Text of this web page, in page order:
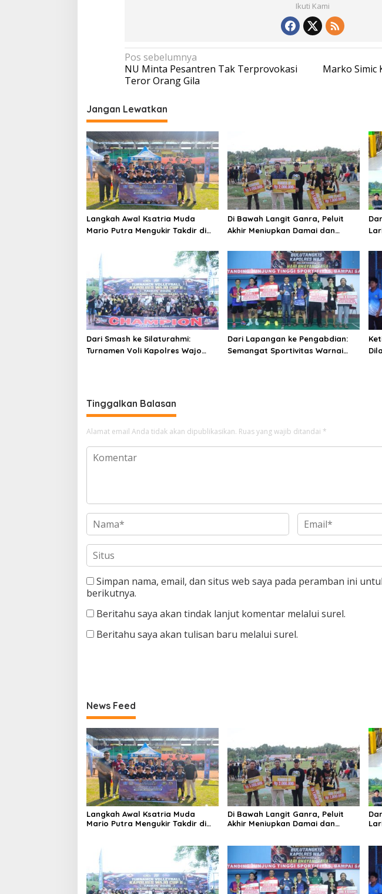
Ikuti Kami
Navigasi
pos
Pos sebelumnya
NU Minta Pesantren Tak Terprovokasi
Teror Orang Gila
Marko Simic
Jangan Lewatkan
Langkah Awal Ksatria Muda
Mario Putra Mengukir Takdir di
Di Bawah Langit Ganra, Peluit
Akhir Meniupkan Damai dan
Dari Smash ke Silaturahmi:
Turnamen Voli Kapolres Wajo
Dari Lapangan ke Pengabdian:
Semangat Sportivitas Warnai
Tinggalkan Balasan
Alamat email Anda tidak akan dipublikasikan. Ruas yang wajib ditandai *
Simpan nama, email, dan situs web saya pada peramban ini
berikutnya.
Beritahu saya akan tindak lanjut komentar melalui surel.
Beritahu saya akan tulisan baru melalui surel.
News Feed
Langkah Awal Ksatria Muda
Mario Putra Mengukir Takdir di
Di Bawah Langit Ganra, Peluit
Akhir Meniupkan Damai dan